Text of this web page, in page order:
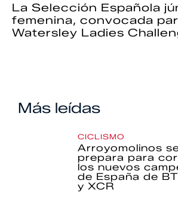
La Selección Española
femenina, convocada
Watersley Ladies
Más leídas
CICLISMO
Arroyomolinos
prepara para
los nuevos
de España de
y XCR